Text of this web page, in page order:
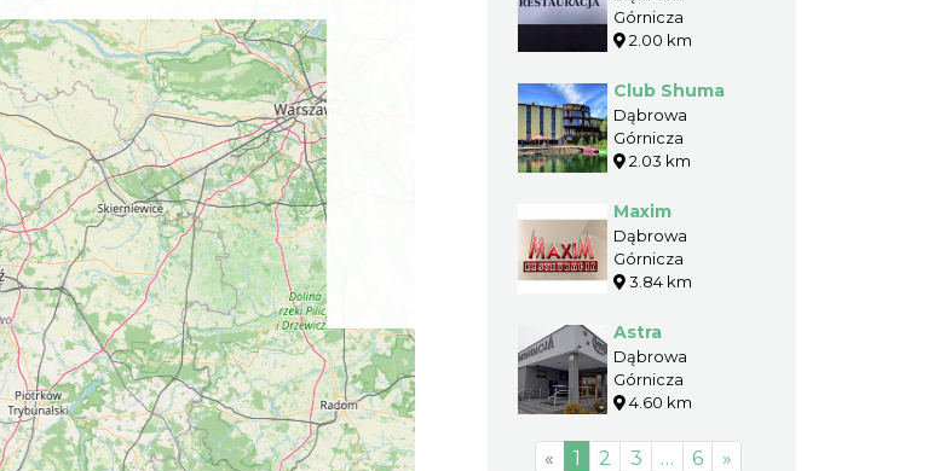
Górnicza
2.00 km
Club Shuma
Dąbrowa
Górnicza
2.03 km
Maxim
Dąbrowa
Górnicza
3.84 km
Astra
Dąbrowa
Górnicza
4.60 km
« 1 2 3 … 6 »